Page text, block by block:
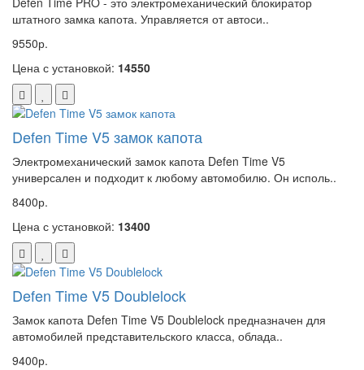
штатного замка капота. Управляется от автоси..
9550р.
Цена с установкой: 14550
Defen Time V5 замок капота
Электромеханический замок капота Defen Time V5
универсален и подходит к любому автомобилю. Он исполь..
8400р.
Цена с установкой: 13400
Defen Time V5 Doublelock
Замок капота Defen Time V5 Doublelock предназначен для
автомобилей представительского класса, облада..
9400р.